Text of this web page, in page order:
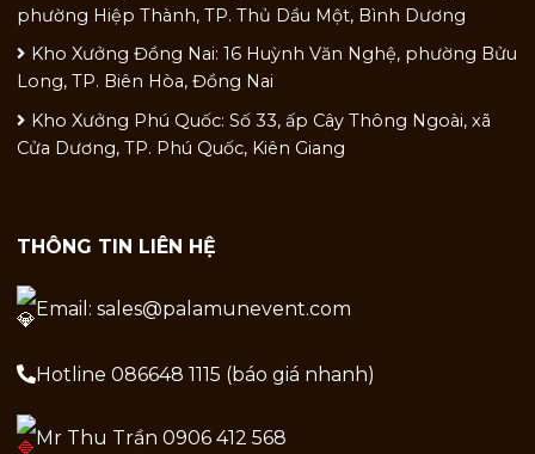
phường Hiệp Thành, TP. Thủ Dầu Một, Bình Dương
Kho Xưởng Đồng Nai: 16 Huỳnh Văn Nghệ, phường Bửu
Long, TP. Biên Hòa, Đồng Nai
Kho Xưởng Phú Quốc: Số 33, ấp Cây Thông Ngoài, xã
Cửa Dương, TP. Phú Quốc, Kiên Giang
THÔNG TIN LIÊN HỆ
Email: sales@palamunevent.com
Hotline 086648 1115 (báo giá nhanh)
Mr Thu Trần 0906 412 568